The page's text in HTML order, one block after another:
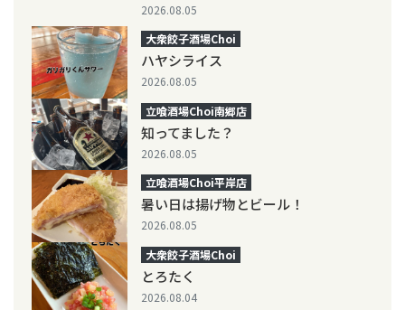
2026.08.05
大衆餃子酒場Choi
ハヤシライス
2026.08.05
立喰酒場Choi南郷店
知ってました？
2026.08.05
立喰酒場Choi平岸店
暑い日は揚げ物とビール！
2026.08.05
大衆餃子酒場Choi
とろたく
2026.08.04